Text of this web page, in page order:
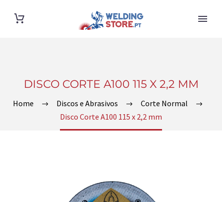
DISCO CORTE A100 115 X 2,2 MM
Home Discos e Abrasivos
Corte Normal
Disco Corte A100 115 x 2,2 mm